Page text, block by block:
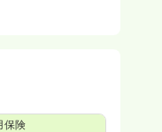
保険